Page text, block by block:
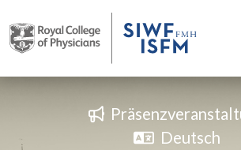
Deutsch